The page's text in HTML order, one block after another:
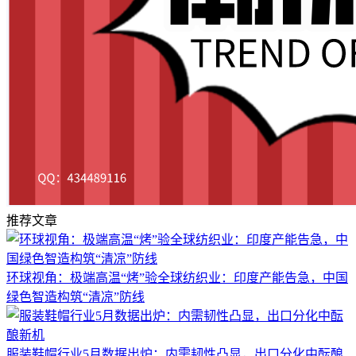
推荐文章
环球视角：极端高温“烤”验全球纺织业：印度产能告急，中国
绿色智造构筑“清凉”防线